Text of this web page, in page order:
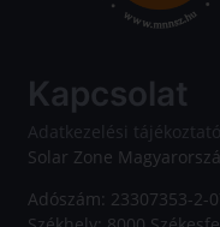
Kapcsolat
Adatkezelési tájékoztató
Solar Zone
Adószám: 23307353-2-